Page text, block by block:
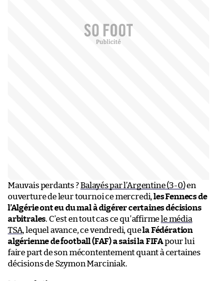
Mauvais perdants ?Balayés par l’Argentine (3-0)en
ouverture de leur tournoi ce mercredi, les Fennecs de
l’Algérie ont eu du mal à digérer certaines décisions
arbitrales. C’est en tout cas ce qu’affirme le média
TSA, lequel avance, ce vendredi, quela Fédération
algérienne de football (FAF) a saisi la FIFApour lui
faire part de son mécontentement quant à certaines
décisions de Szymon Marciniak.